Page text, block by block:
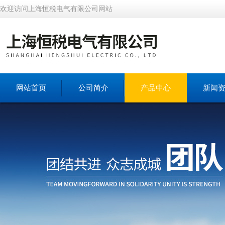
欢迎访问上海恒税电气有限公司网站
网站首页 公司简介 产品中心 新闻